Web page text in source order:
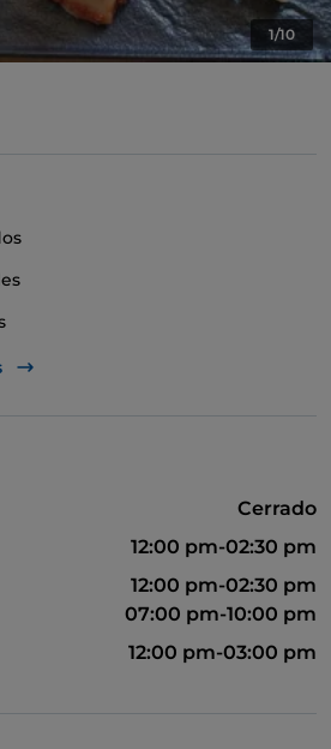
1/10
Cerrado
12:00 pm-02:30 pm
12:00 pm-02:30 pm
07:00 pm-10:00 pm
12:00 pm-03:00 pm